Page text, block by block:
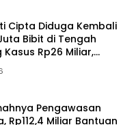
Cipta Diduga Kembali
Bibit di Tengah
Rp26 Miliar,
Menunggu P21 dari
Pengawasan
Rp112,4 Miliar Bantuan